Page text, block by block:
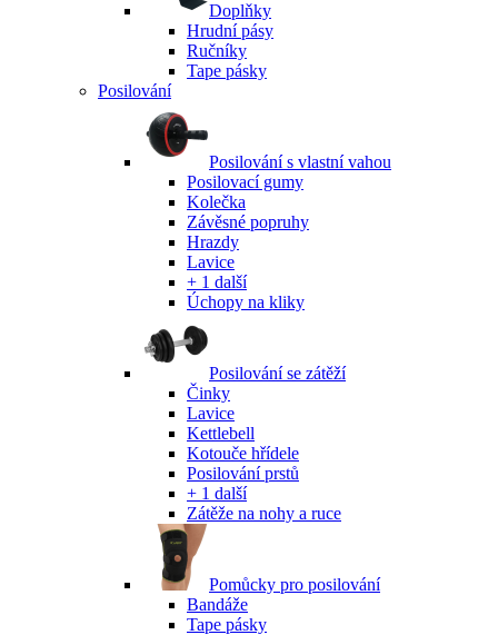
Doplňky
Hrudní pásy
Ručníky
Tape pásky
Posilování
Posilování s vlastní vahou
Posilovací gumy
Kolečka
Závěsné popruhy
Hrazdy
Lavice
+ 1 další
Úchopy na kliky
Posilování se zátěží
Činky
Lavice
Kettlebell
Kotouče hřídele
Posilování prstů
+ 1 další
Zátěže na nohy a ruce
Pomůcky pro posilování
Bandáže
Tape pásky